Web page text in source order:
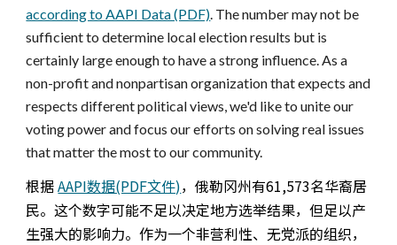
according to AAPI Data (PDF). The number may not be
sufficient to determine local election results but is
certainly large enough to have a strong influence. As a
non-profit and nonpartisan organization that expects and
respects different political views, we'd like to unite our
voting power and focus our efforts on solving real issues
that matter the most to our community.
根据AAPI数据(PDF文件)，俄勒冈州有61,573名华裔居
民。这个数字可能不足以决定地方选举结果，但足以产
生强大的影响力。作为一个非营利性、无党派的组织，